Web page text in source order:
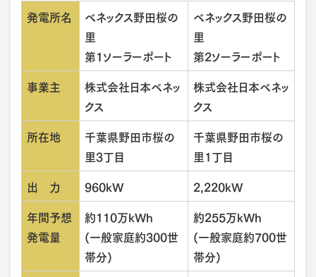
発電所名
ベネックス野田桜の
里
第1ソーラーポート
ベネックス野田桜の
里
第2ソーラーポート
事業主
株式会社日本ベネッ
クス
株式会社日本ベネッ
クス
所在地
千葉県野田市桜の
里3丁目
千葉県野田市桜の
里1丁目
出 力
960kW
2,220kW
年間予想
発電量
約110万kWh
(一般家庭約300世
帯分)
約255万kWh
(一般家庭約700世
帯分)